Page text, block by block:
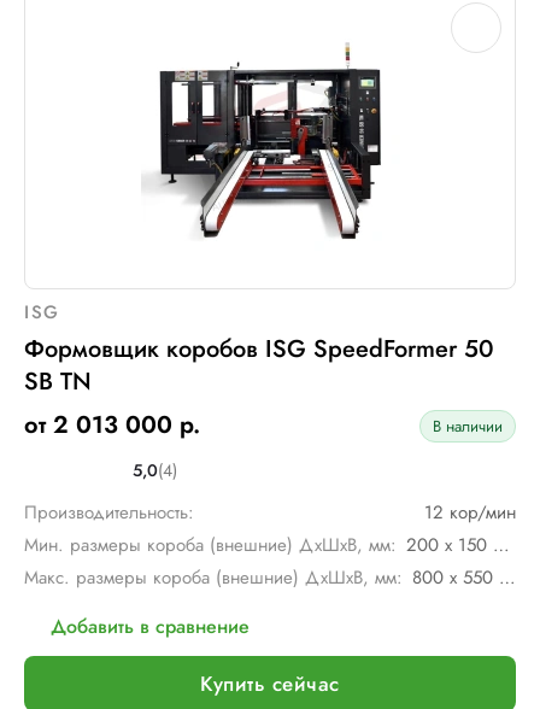
ISG
Формовщик коробов ISG SpeedFormer 50
SB TN
от 2 013 000 р.
В наличии
5,0(4)
Производительность:
12 кор/мин
Мин. размеры короба (внешние) ДхШхВ, мм:
200 х 150 х 280
Макс. размеры короба (внешние) ДхШхВ, мм:
800 х 550 х 800
Добавить в сравнение
Купить сейчас